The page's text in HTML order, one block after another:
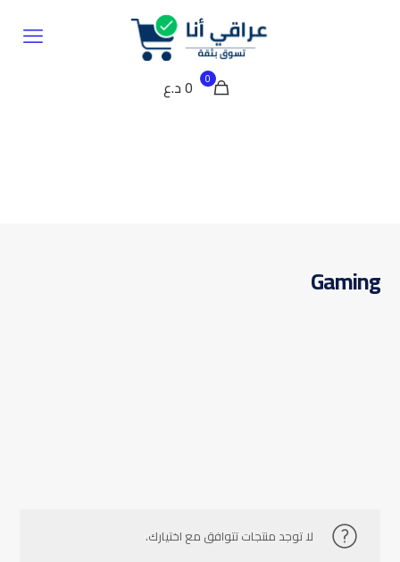
0 0 د.ع
Gaming
لا توجد منتجات تتوافق مع اختيارك.